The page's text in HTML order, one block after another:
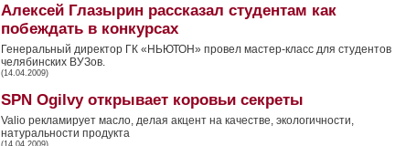
Алексей Глазырин рассказал студентам как
побеждать в конкурсах
Генеральный директор ГК «НЬЮТОН» провел мастер-класс для студентов
челябинских ВУЗов.
(14.04.2009)
SPN Ogilvy открывает коровьи секреты
Valio рекламирует масло, делая акцент на качестве, экологичности,
натуральности продукта
(14.04.2009)